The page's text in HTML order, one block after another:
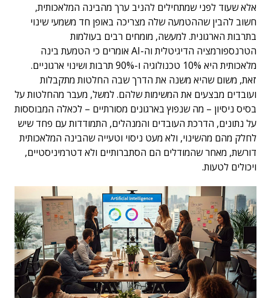
אלא שעוד לפני שמתחילים להניב ערך מהבינה המלאכותית,
חשוב להבין שההטמעה שלה מצריכה באופן חד משמעי שינוי
בתרבות הארגונית. למעשה, מומחים רבים בעולמות
הטרנספורמציה הדיגיטלית וה-AI אומרים כי הטמעת בינה
מלאכותית היא 10% טכנולוגיה ו-90% תרבות ושינוי ארגוניים.
זאת, משום שהיא משנה את הדרך שבה החלטות מתקבלות
ועובדים מבצעים את המשימות שלהם. למשל, מעבר מהחלטות על
בסיס ניסיון – מה שנפוץ בארגונים מסורתיים – לכאלה המבוססות
על נתונים, הדרכת העובדים והמנהלים, התמודדות עם פחד שיש
לחלק מהם מהשינוי, ולא מעט ניסוי וטעייה שהבינה המלאכותית
דורשת, מאחר שהמודלים הם הסתברותיים ולא דטרמיניסטיים,
ויכולים לטעות.